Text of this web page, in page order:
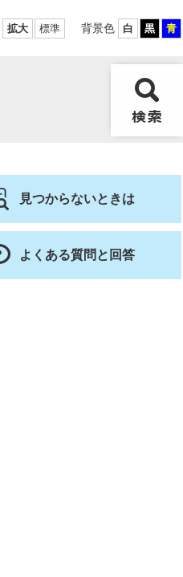
拡大 標準 背景色 白 黒 青
見つからないときは
よくある質問と回答